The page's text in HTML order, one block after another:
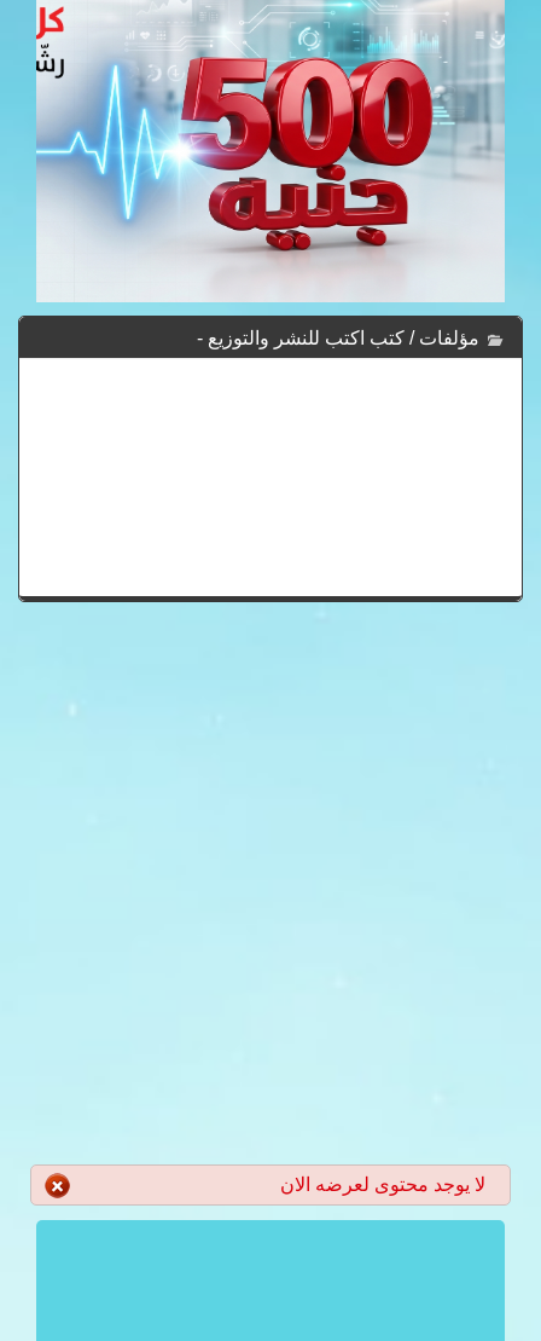
مؤلفات / كتب اكتب للنشر والتوزيع -
لا يوجد محتوى لعرضه الان